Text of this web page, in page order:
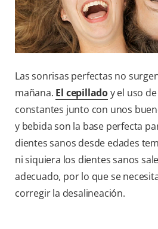
Las sonrisas perfectas no
mañana. El cepilladoy el uso de
constantes junto con unos
y bebida son la base perfecta
dientes sanos desde edades
ni siquiera los dientes sanos
adecuado, por lo que se
corregir la desalineación.